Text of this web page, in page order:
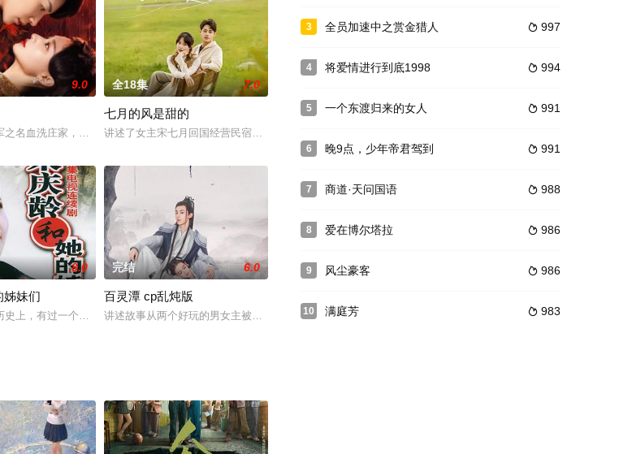
任
9.0
之名血洗庄家，庄韵秋（何宣林 饰）死里逃生假替千金，嫁入督军府复仇。
全18集 7.0
七月的风是甜的
讲述了女主宋七月回国经营民宿，和旅客们一起收获成长的故事，展现了无锡惠山区乡村旅游
黎马绍惠执导、廖学秋主演，改编自
8.0
姊妹们
史上，有过一个显赫的家族，在六位兄弟姐妹中出了两位第一夫人、一位财政
完结 6.0
百灵潭 cp乱炖版
讲述故事从两个好玩的男女主被绑在一起，去收集物灵的宿书开始，讲述了他们经历的各个物
3  997
全员加速中之赏金猎人
4  994
将爱情进行到底1998
5  991
一个东渡归来的女人
6  991
晚9点，少年帝君驾到
7  988
商道·天问国语
8  986
爱在博尔塔拉
9  986
风尘豪客
10  983
满庭芳